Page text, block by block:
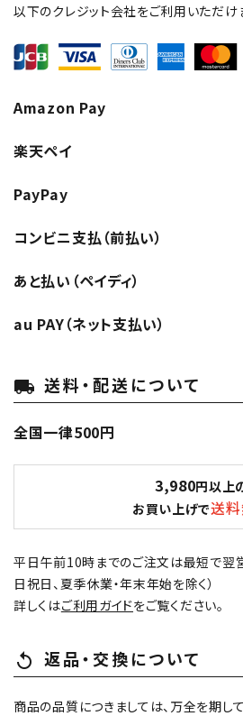
以下のクレジット会社をご利用いただけ
Amazon Pay
楽天ペイ
PayPay
コンビニ支払（前払い）
あと払い（ペイディ）
au PAY（ネット支払い）
local_shipping 送料・配送について
全国一律500円
3,980円以上
お買い上げで送
平日午前10時までのご注文は最短で翌
日祝日、夏季休業・年末年始を除く）
詳しくはご利用ガイドをご覧ください。
replay 返品・交換について
商品の品質につきましては、万全を期し